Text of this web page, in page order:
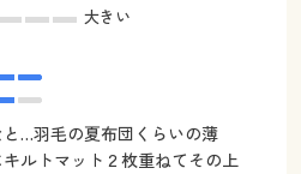
大きい
…羽毛の夏布団くらいの薄
ルトマット２枚重ねてその上